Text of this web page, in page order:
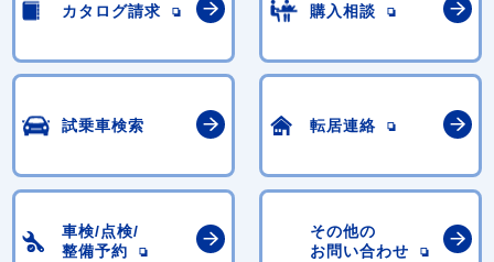
カタログ請求 購入相談
試乗車検索 転居連絡
車検/点検/
整備予約
その他の
お問い合わせ